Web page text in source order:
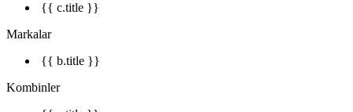
{{ c.title }}
Markalar
{{ b.title }}
Kombinler